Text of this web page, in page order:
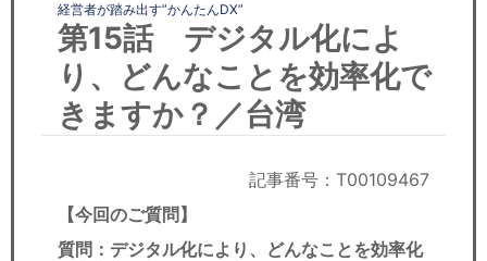
コンサルティング
リサーチ
セミナー
労務顧問
経営者が踏み出す”かんたんDX”
第15話 デジタル化によ
り、どんなことを効率化で
きますか？／台湾
記事番号：T00109467
【今回のご質問】
質問：デジタル化により、どんなことを効率化